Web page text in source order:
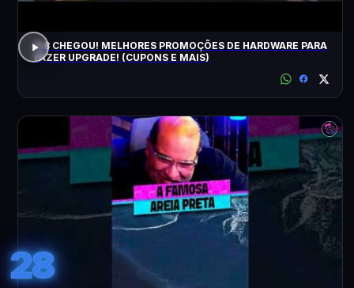
8.8 CHEGOU! MELHORES PROMOÇÕES DE HARDWARE PARA
FAZER UPGRADE! (CUPONS E MAIS)
28